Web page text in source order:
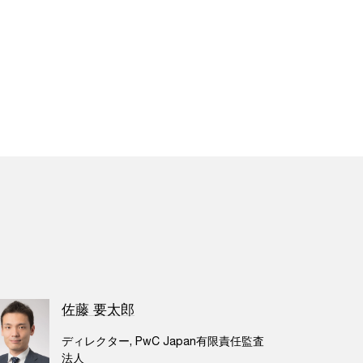
佐藤 要太郎
ディレクター, PwC Japan有限責任監査
法人